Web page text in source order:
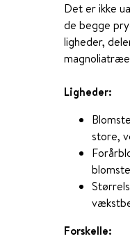
Det er ikke
de begge
ligheder,
Ligheder:
store,
Forskelle: